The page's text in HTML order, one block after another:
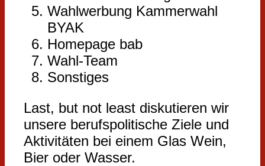
Wahlwerbung Kammerwahl
BYAK
Homepage bab
Wahl-Team
Sonstiges
Last, but not least diskutieren wir
unsere berufspolitische Ziele und
Aktivitäten bei einem Glas Wein,
Bier oder Wasser.